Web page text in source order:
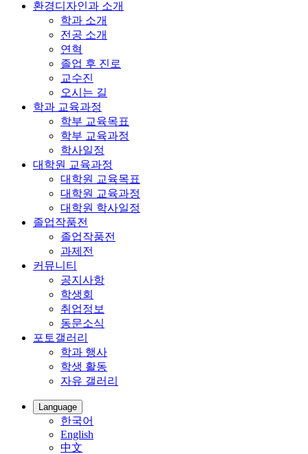
환경디자인과 소개
학과 소개
전공 소개
연혁
졸업 후 진로
교수진
오시는 길
학과 교육과정
학부 교육목표
학부 교육과정
학사일정
대학원 교육과정
대학원 교육목표
대학원 교육과정
대학원 학사일정
졸업작품전
졸업작품전
과제전
커뮤니티
공지사항
학생회
취업정보
동문소식
포토갤러리
학과 행사
학생 활동
자유 갤러리
Language
한국어
English
中文